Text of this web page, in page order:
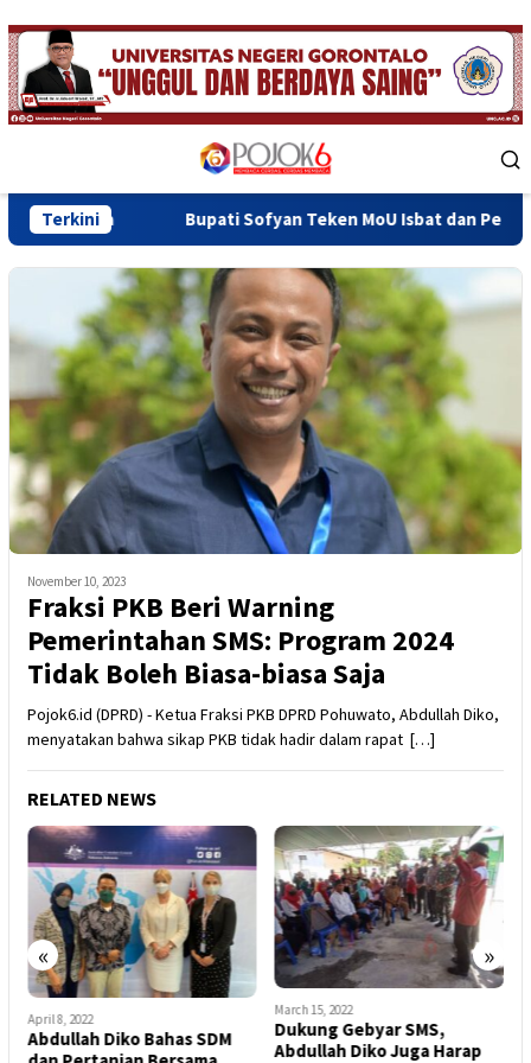
Skip
to
content
Menu
Terkini
Bupati Sofyan Teken MoU Isbat dan Pendaftaran Tanah
November 10, 2023
Fraksi PKB Beri Warning
Pemerintahan SMS: Program 2024
Tidak Boleh Biasa-biasa Saja
Pojok6.id (DPRD) - Ketua Fraksi PKB DPRD Pohuwato, Abdullah Diko,
menyatakan bahwa sikap PKB tidak hadir dalam rapat […]
RELATED NEWS
« »
Dukung Gebyar SMS,
Abdullah Diko Juga Harap
December 6, 2021
Dukung Idris Kadji, Fraksi